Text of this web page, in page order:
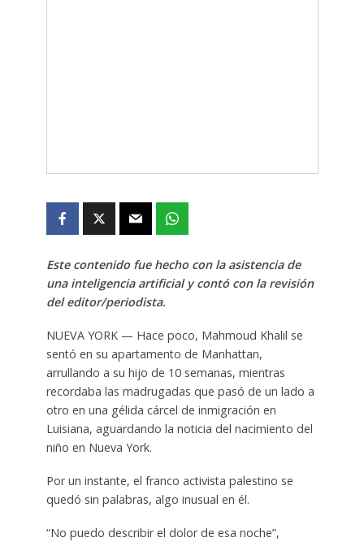
Este contenido fue hecho con la asistencia de
una inteligencia artificial y contó con la revisión
del editor/periodista.
NUEVA YORK — Hace poco, Mahmoud Khalil se
sentó en su apartamento de Manhattan,
arrullando a su hijo de 10 semanas, mientras
recordaba las madrugadas que pasó de un lado a
otro en una gélida cárcel de inmigración en
Luisiana, aguardando la noticia del nacimiento del
niño en Nueva York.
Por un instante, el franco activista palestino se
quedó sin palabras, algo inusual en él.
“No puedo describir el dolor de esa noche”,